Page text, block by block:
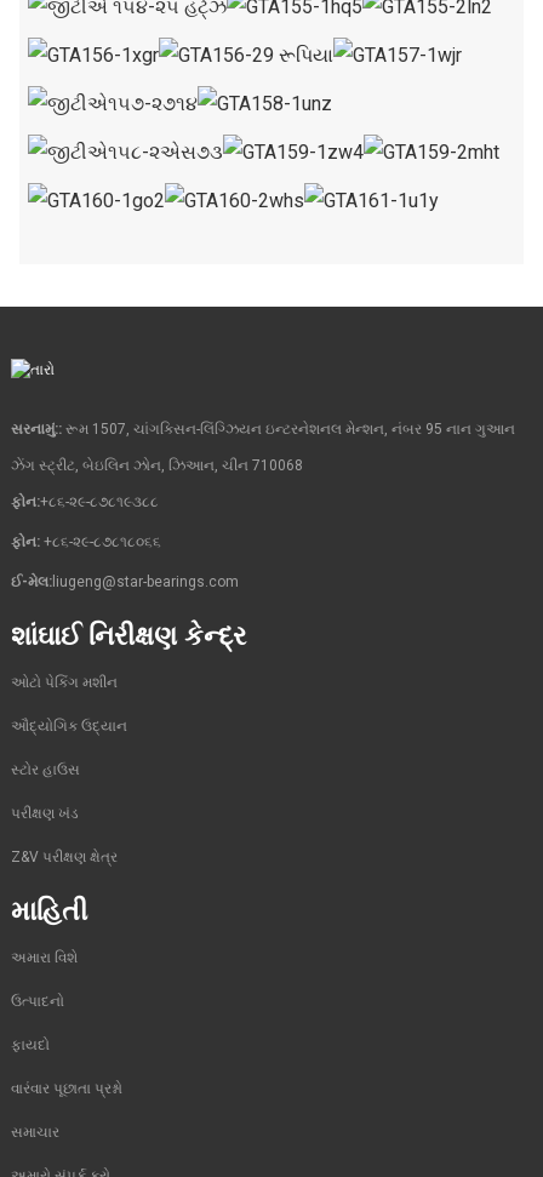
સરનામું::રૂમ 1507, ચાંગક્સિન-લિંગ્ઝિયન ઇન્ટરનેશનલ મેન્શન, નંબર 95 નાન ગુઆન
ઝેંગ સ્ટ્રીટ, બેઇલિન ઝોન, ઝિઆન, ચીન 710068
ફોન:+૮૬-૨૯-૮૭૮૧૯૩૮૮
ફોન: +૮૬-૨૯-૮૭૮૧૮૦૬૬
ઈ-મેલ:liugeng@star-bearings.com
શાંઘાઈ નિરીક્ષણ કેન્દ્ર
ઓટો પેકિંગ મશીન
ઔદ્યોગિક ઉદ્યાન
સ્ટોર હાઉસ
પરીક્ષણ ખંડ
Z&V પરીક્ષણ ક્ષેત્ર
માહિતી
અમારા વિશે
ઉત્પાદનો
ફાયદો
વારંવાર પૂછાતા પ્રશ્નો
સમાચાર